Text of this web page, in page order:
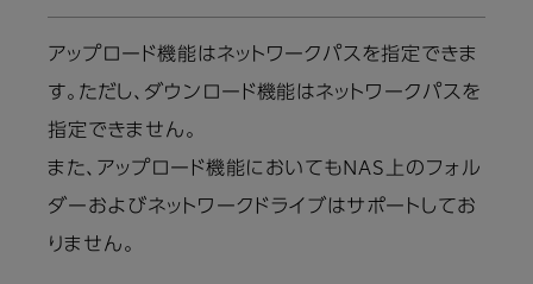
アップロード機能はネットワークパスを指定できま
す。ただし、ダウンロード機能はネットワークパスを
指定できません。
また、アップロード機能においてもNAS上のフォル
ダーおよびネットワークドライブはサポートしてお
りません。